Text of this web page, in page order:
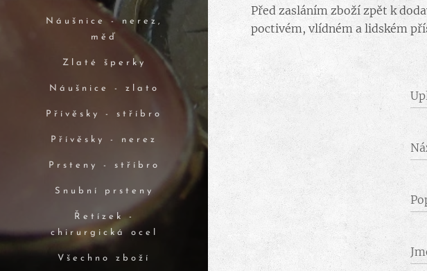
Náušnice - nerez,
měď
Zlaté šperky
Náušnice - zlato
Přívěsky - stříbro
Přívěsky - nerez
Prsteny - stříbro
Snubní prsteny
Řetízek -
chirurgická ocel
Všechno zboží
Před zasláním zboží zpět k
poctivém, vlídném a lidském